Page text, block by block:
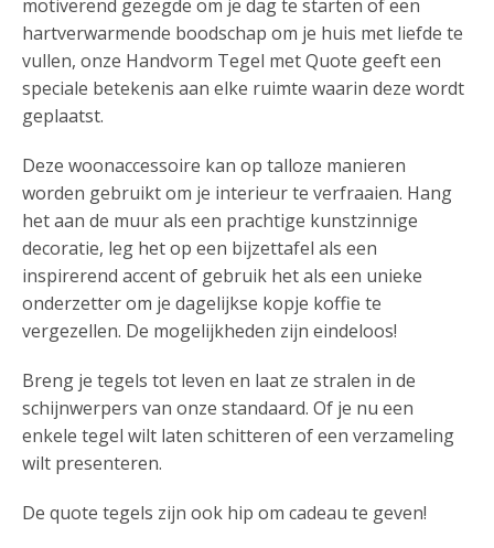
motiverend gezegde om je dag te starten of een
hartverwarmende boodschap om je huis met liefde te
vullen, onze Handvorm Tegel met Quote geeft een
speciale betekenis aan elke ruimte waarin deze wordt
geplaatst.
Deze woonaccessoire kan op talloze manieren
worden gebruikt om je interieur te verfraaien. Hang
het aan de muur als een prachtige kunstzinnige
decoratie, leg het op een bijzettafel als een
inspirerend accent of gebruik het als een unieke
onderzetter om je dagelijkse kopje koffie te
vergezellen. De mogelijkheden zijn eindeloos!
Breng je tegels tot leven en laat ze stralen in de
schijnwerpers van onze standaard. Of je nu een
enkele tegel wilt laten schitteren of een verzameling
wilt presenteren.
De quote tegels zijn ook hip om cadeau te geven!